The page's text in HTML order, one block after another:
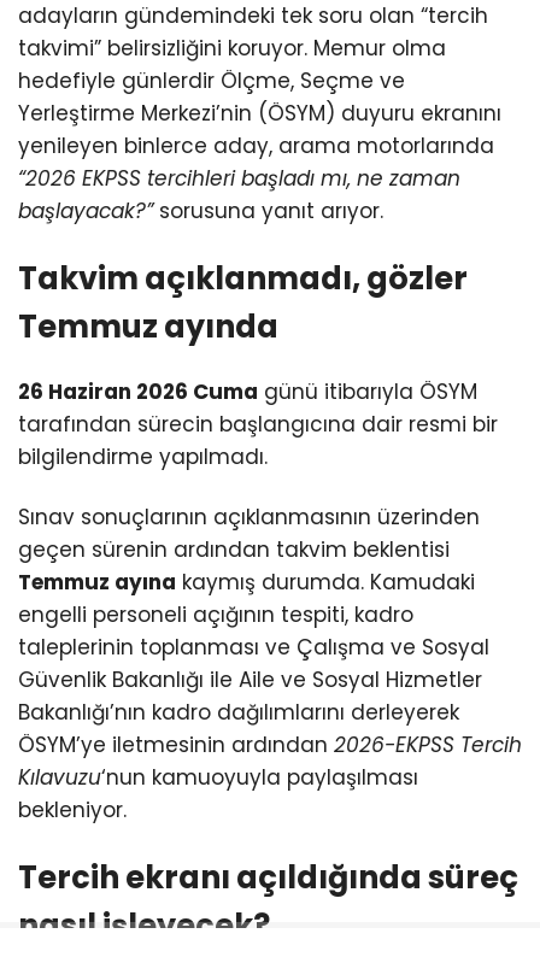
adayların gündemindeki tek soru olan “tercih
takvimi” belirsizliğini koruyor. Memur olma
hedefiyle günlerdir Ölçme, Seçme ve
Yerleştirme Merkezi’nin (ÖSYM) duyuru ekranını
yenileyen binlerce aday, arama motorlarında
“2026 EKPSS tercihleri başladı mı, ne zaman
başlayacak?”sorusuna yanıt arıyor.
Takvim açıklanmadı, gözler
Temmuz ayında
26 Haziran 2026 Cuma günü itibarıyla ÖSYM
tarafından sürecin başlangıcına dair resmi bir
bilgilendirme yapılmadı.
Sınav sonuçlarının açıklanmasının üzerinden
geçen sürenin ardından takvim beklentisi
Temmuz ayına kaymış durumda. Kamudaki
engelli personeli açığının tespiti, kadro
taleplerinin toplanması ve Çalışma ve Sosyal
Güvenlik Bakanlığı ile Aile ve Sosyal Hizmetler
Bakanlığı’nın kadro dağılımlarını derleyerek
ÖSYM’ye iletmesinin ardından 2026-EKPSS Tercih
Kılavuzu‘nun kamuoyuyla paylaşılması
bekleniyor.
Tercih ekranı açıldığında süreç
nasıl işleyecek?